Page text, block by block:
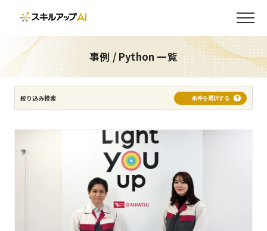
事例 / Python 一覧
絞り込み検索 条件を選択する
金融・保険
AI/DXリテラシーの向上を図りたい
AIエンジニアを育成したい
AIのビジネス導入・プロジェクト推進者を育成したい
AIモデル・プロダクトの開発を行いたい
DXのプロジェクト推進者を育成したい
データの活用力をあげたい
生成AIの活用を促進したい
研修で終わらず実践活用まで反映したい